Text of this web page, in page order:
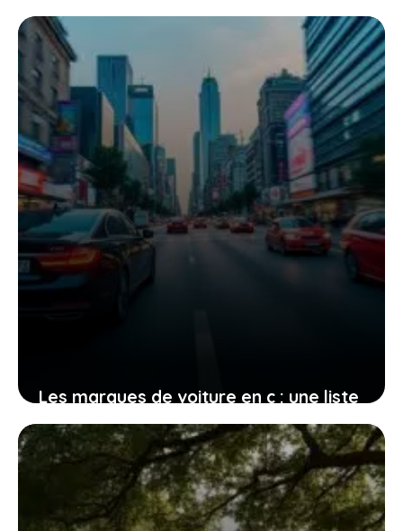
Les marques de voiture en c : une liste
complète pensée pour vous aider à
choisir et comparer
5 janvier 2026